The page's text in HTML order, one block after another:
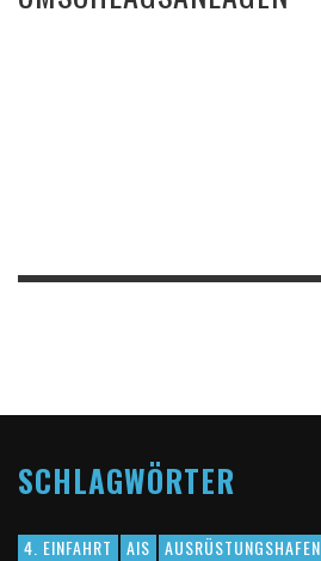
SCHLAGWÖRTER
4. EINFAHRT AIS AUSRÜSTUNGSHAFEN